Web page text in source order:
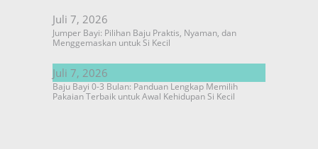
Juli 7, 2026
Jumper Bayi: Pilihan Baju Praktis, Nyaman, dan
Menggemaskan untuk Si Kecil
Juli 7, 2026
Baju Bayi 0-3 Bulan: Panduan Lengkap Memilih
Pakaian Terbaik untuk Awal Kehidupan Si Kecil